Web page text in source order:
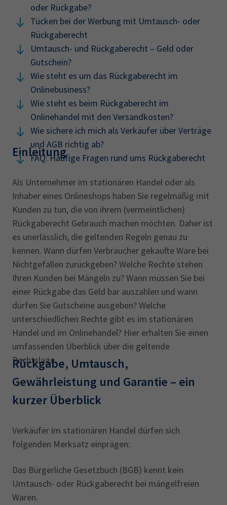
oder ‎Rückgabe?‎
Tücken bei der Werbung mit Umtausch- oder
‎Rückgaberecht
Umtausch- und Rückgaberecht – Geld oder
Gutschein?‎
Wie steht es um das Rückgaberecht im
‎Onlinebusiness?‎
Wie steht es beim Rückgaberecht im
Onlinehandel mit ‎den Versandkosten?‎
Wie sichere ich mich als Verkäufer über Verträge
und ‎AGB richtig ab?‎
FAQ: Häufige Fragen rund ums Rückgaberecht
Einleitung
Als Unternehmer im stationären Handel oder als
Inhaber eines Onlineshops haben Sie regelmäßig mit
Kunden zu tun, die von ihrem (vermeintlichen)
Rückgaberecht Gebrauch machen möchten. Daher ist
es unerlässlich, die geltenden Regeln genau zu
kennen. Wann dürfen Verbraucher gekaufte Ware bei
Nichtgefallen zurückgeben? Welche Rechte stehen
Ihren Kunden bei Mängeln zu? Wann müssen Sie bei
einer Rückgabe das Geld bar auszahlen und wann
dürfen Sie Gutscheine ausgeben? Welche
unterschiedlichen Rechte gibt es im stationären
Handel und im Onlinehandel? Hier erhalten Sie einen
umfassenden Überblick über die geltende
Rechtslage.
Rückgabe, Umtausch,
Gewährleistung und Garantie – ‎ein
kurzer Überblick
Verkäufer im stationären Handel dürfen sich
folgenden Merksatz einprägen:
Das Bürgerliche Gesetzbuch (BGB) kennt kein
Umtausch- oder Rückgaberecht bei mängelfreien
Waren.